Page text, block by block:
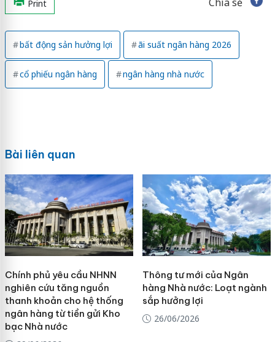
Print
bất động sản hưởng lợi ãi suất ngân hàng 2026
cổ phiếu ngân hàng ngân hàng nhà nước
Bài liên quan
Chính phủ yêu cầu NHNN
nghiên cứu tăng nguồn
thanh khoản cho hệ thống
ngân hàng từ tiền gửi Kho
bạc Nhà nước
Thông tư mới của Ngân
hàng Nhà nước: Loạt ngành
sắp hưởng lợi
26/06/2026